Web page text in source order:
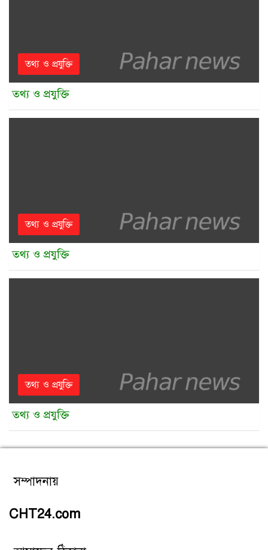
তথ্য ও প্রযুক্তি
তথ্য ও প্রযুক্তি
তথ্য ও প্রযুক্তি
তথ্য ও প্রযুক্তি
তথ্য ও প্রযুক্তি
তথ্য ও প্রযুক্তি
সম্পাদনায়
CHT24.com